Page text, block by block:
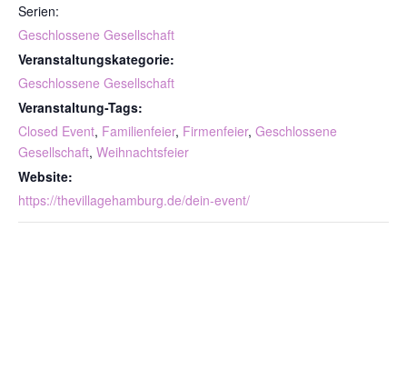
Serien:
Geschlossene Gesellschaft
Veranstaltungskategorie:
Geschlossene Gesellschaft
Veranstaltung-Tags:
Closed Event, Familienfeier, Firmenfeier, Geschlossene
Gesellschaft, Weihnachtsfeier
Website:
https://thevillagehamburg.de/dein-event/